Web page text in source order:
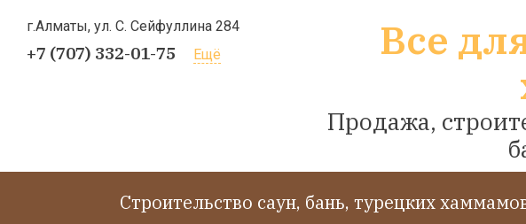
г.Алматы, ул. С. Сейфуллина 284
+7 (707) 332-01-75 Ещё
Все
Продажа,
Cтроительство саун, бань, турецких